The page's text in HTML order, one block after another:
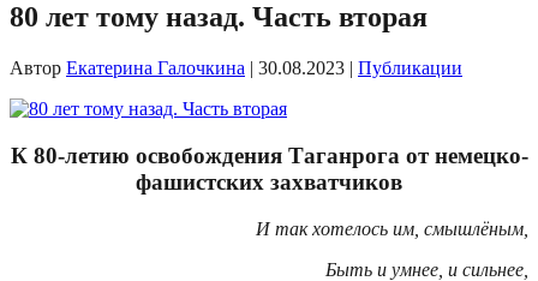
80 лет тому назад. Часть вторая
Автор Екатерина Галочкина | 30.08.2023 | Публикации
К 80-летию освобождения Таганрога от немецко-
фашистских захватчиков
И так хотелось им, смышлёным,
Быть и умнее, и сильнее,